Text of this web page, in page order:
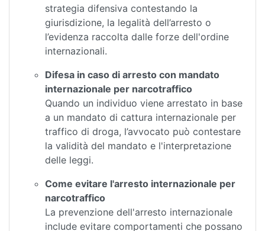
strategia difensiva contestando la
giurisdizione, la legalità dell’arresto o
l’evidenza raccolta dalle forze dell'ordine
internazionali.
Difesa in caso di arresto con mandato
internazionale per narcotraffico
Quando un individuo viene arrestato in base
a un mandato di cattura internazionale per
traffico di droga, l’avvocato può contestare
la validità del mandato e l'interpretazione
delle leggi.
Come evitare l'arresto internazionale per
narcotraffico
La prevenzione dell'arresto internazionale
include evitare comportamenti che possano